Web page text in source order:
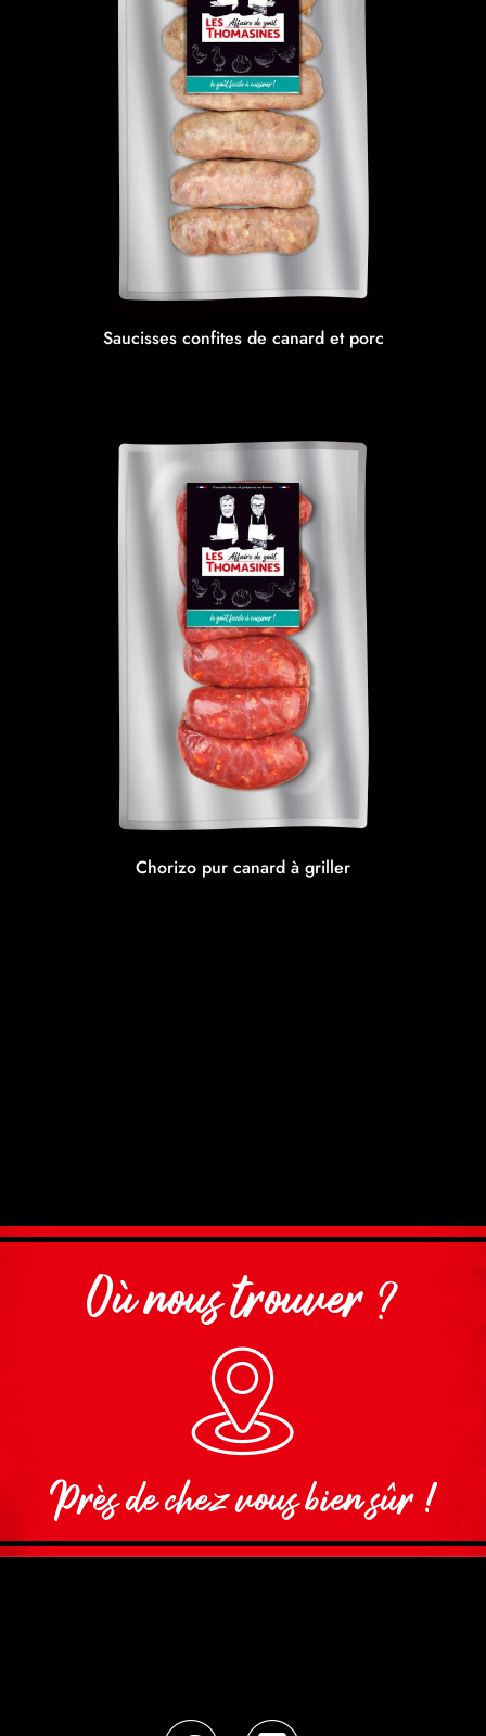
Saucisses confites de canard et porc
Chorizo pur canard à griller
Où nous trouver ?
Près de chez vous bien sûr !